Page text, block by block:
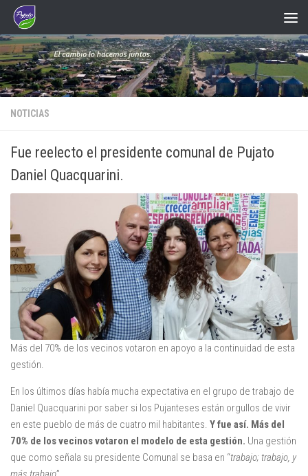
Saltar al contenido
NOTICIAS
Fue reelecto el presidente comunal de Pujato
Daniel Quacquarini.
Más del 70% de los vecinos votaron en apoyo a la continuidad de esta
gestión.
En los últimos días había mucha expectativa en el grupo de trabajo de
Daniel Quacquarini por saber si los Pujanteses están orgullos de vivir
en este pueblo de más de cuatro mil habitantes. Y fue así. Más del
70% de los vecinos votaron el modelo de esta gestión. Una gestión
que como señala su presidente Comunal se basa en “trabajo; trabajo, y